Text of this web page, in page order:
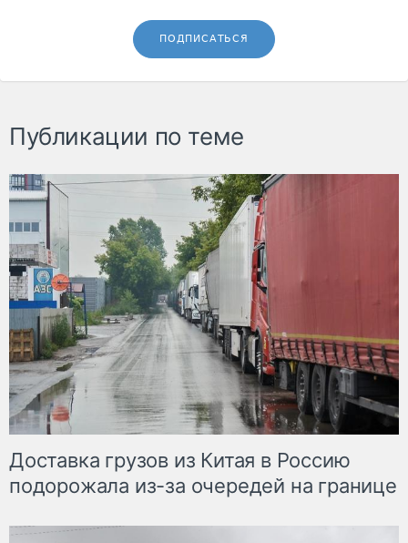
ПОДПИСАТЬСЯ
Публикации по теме
Доставка грузов из Китая в Россию
подорожала из-за очередей на границе